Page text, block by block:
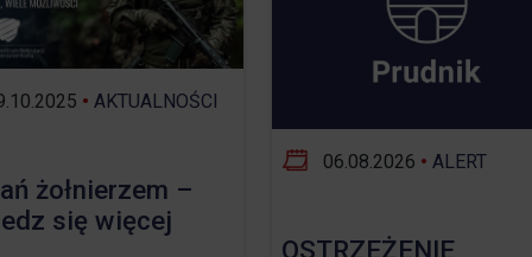
• AKTUALNOŚCI
żołnierzem –
się więcej
06.08.2026 • ALERT
OSTRZEŻENIE
nad zwierzętami bezdomnymi
JAZDY AUTOBUSÓW – KOMUNIKACJA